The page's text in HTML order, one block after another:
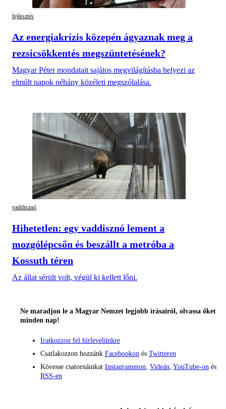
fejlesztés
Az energiakrízis közepén ágyaznak meg a
rezsicsökkentés megszüntetésének?
Magyar Péter mondatait sajátos megvilágításba helyezi az
elmúlt napok néhány közéleti megszólalása.
vaddisznó
Hihetetlen: egy vaddisznó lement a
mozgólépcsőn és beszállt a metróba a
Kossuth téren
Az állat sérült volt, végül ki kellett lőni.
Ne maradjon le a Magyar Nemzet legjobb írásairól, olvassa őket
minden nap!
Iratkozzon fel hírlevelünkre
Csatlakozzon hozzánk Facebookon és Twitteren
Kövesse csatornáinkat Instagrammon Videán YouTube-on és
RSS-en